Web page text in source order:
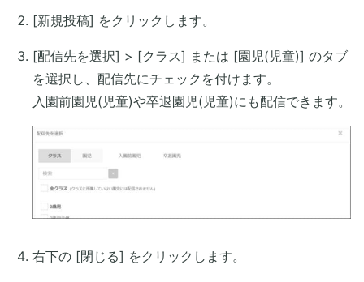
[新規投稿] をクリックします。
[配信先を選択] > [クラス] または [園児(児童)] のタブ
を選択し、配信先にチェックを付けます。
入園前園児(児童)や卒退園児(児童)にも配信できます。
右下の [閉じる] をクリックします。